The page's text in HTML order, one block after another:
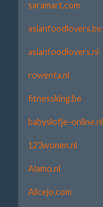
saramart.com
asianfoodlovers.be
asianfoodlovers.nl
rowenta.nl
fitnessking.be
babyslofje-online.nl
123wonen.nl
Alamo.nl
Alicejo.com